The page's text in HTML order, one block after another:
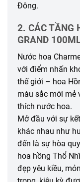
Đông.
2. CÁC TẦNG
GRAND
Nước hoa
với điểm nhấn
thế giới – hoa
màu sắc mới mẻ
thích nước hoa.
Mở đầu với sự
khác nhau như
đến là sự hòa
hoa hồng Thổ
đẹp yêu kiều,